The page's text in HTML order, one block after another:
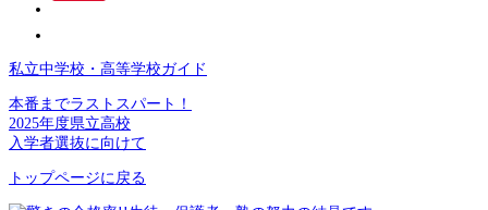
私立中学校・高等学校ガイド
本番までラストスパート！
2025年度県立高校
入学者選抜に向けて
トップページに戻る